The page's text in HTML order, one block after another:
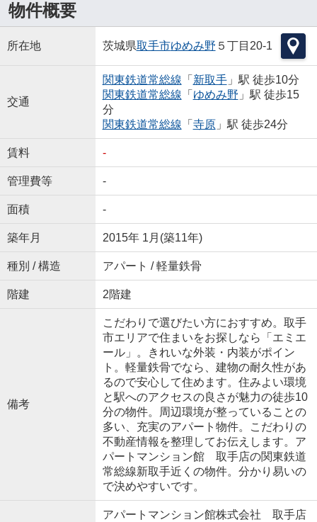
物件概要
所在地 茨城県取手市ゆめみ野 ５丁目20-1
交通
関東鉄道常総線 「 新取手」駅 徒歩10分
関東鉄道常総線 「 ゆめみ野 」駅 徒歩15
分
関東鉄道常総線 「 寺原」駅 徒歩24分
賃料 -
管理費等 -
面積 -
築年月 2015年 1月(築11年)
種別 / 構造 アパート / 軽量鉄骨
階建 2階建
備考
こだわりで選びたい方におすすめ。取手
市エリアで住まいをお探しなら「エミエ
ール」。きれいな外装・内装がポイン
ト。軽量鉄骨でなら、建物の耐久性があ
るので安心して住めます。住みよい環境
と駅へのアクセスの良さが魅力の徒歩10
分の物件。周辺環境が整っていることの
多い、充実のアパート物件。こだわりの
不動産情報を整理してお伝えします。ア
パートマンション館 取手店の関東鉄道
常総線新取手近くの物件。分かり易いの
で決めやすいです。
アパートマンション館株式会社 取手店